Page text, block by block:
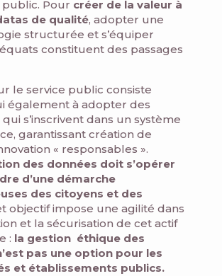
Pour créer de la valeur à
de qualité, adopter une
structurée et s’équiper
constituent des passages
le service public consiste
également à adopter des
s’inscrivent dans un système
garantissant création de
« responsables ».
des données doit s’opérer
d’une démarche
des citoyens et des
objectif impose une agilité dans
et la sécurisation de cet actif
: la gestion éthique des
pas une option pour les
et établissements publics.